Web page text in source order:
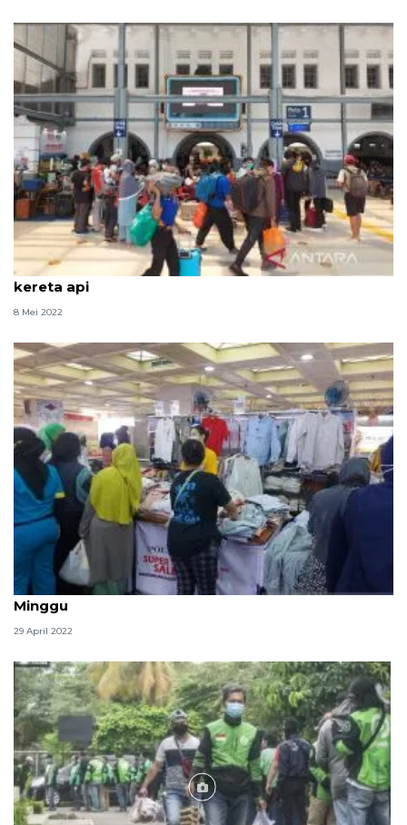
Minggu ini Jakarta kedatangan 40.900 penumpang
kereta api
8 Mei 2022
Pasar Tanah Abang tutup libur Idul Fitri mulai
Minggu
29 April 2022